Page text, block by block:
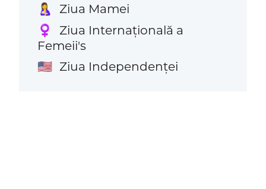
🤱 Ziua Mamei
♀️
Ziua Internațională a
Femeii's
🇺🇸 Ziua Independenței